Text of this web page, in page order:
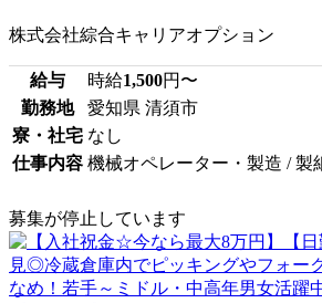
株式会社綜合キャリアオプション
給与 時給1,500円〜
勤務地
愛知県 清須市
寮・社宅 なし
仕事内容 機械オペレーター・製造 / 製
募集が停止しています